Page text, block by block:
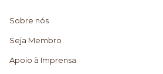
Sobre nós
Seja Membro
Apoio à Imprensa